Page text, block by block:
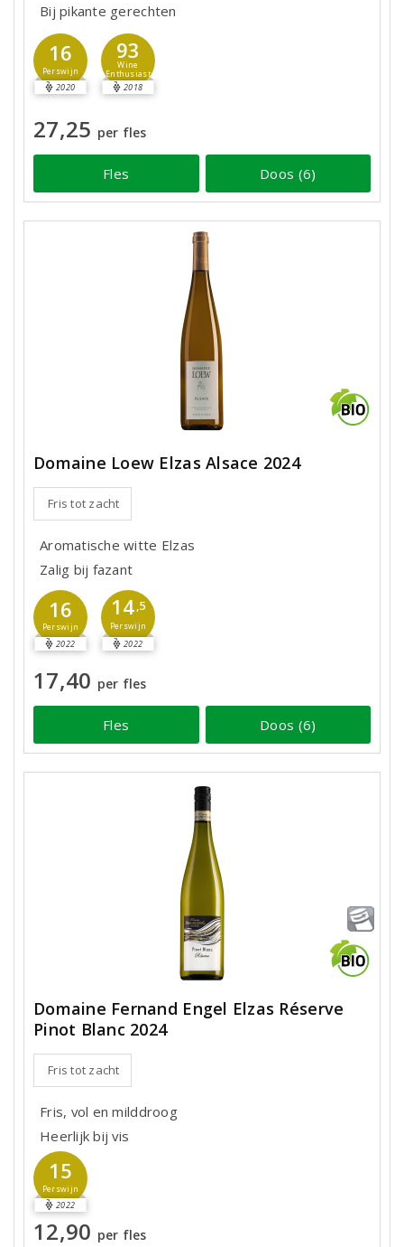
Bij pikante gerechten
16
Perswijn
2020
93
Wine
Enthusiast
2018
27,25 per fles
Fles Doos (6)
Domaine Loew Elzas Alsace 2024
Fris tot zacht
Aromatische witte Elzas
Zalig bij fazant
16
Perswijn
2022
14,5
Perswijn
2022
17,40 per fles
Fles Doos (6)
Domaine Fernand Engel Elzas Réserve
Pinot Blanc 2024
Fris tot zacht
Fris, vol en milddroog
Heerlijk bij vis
15
Perswijn
2022
12,90 per fles